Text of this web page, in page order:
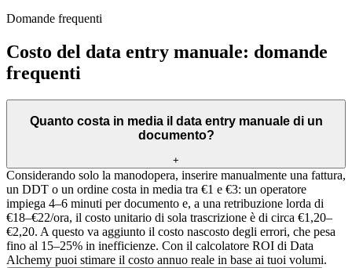
Domande frequenti
Costo del data entry manuale: domande
frequenti
Quanto costa in media il data entry manuale di un
documento?
+
Considerando solo la manodopera, inserire manualmente una fattura,
un DDT o un ordine costa in media tra €1 e €3: un operatore
impiega 4–6 minuti per documento e, a una retribuzione lorda di
€18–€22/ora, il costo unitario di sola trascrizione è di circa €1,20–
€2,20. A questo va aggiunto il costo nascosto degli errori, che pesa
fino al 15–25% in inefficienze. Con il calcolatore ROI di Data
Alchemy puoi stimare il costo annuo reale in base ai tuoi volumi.